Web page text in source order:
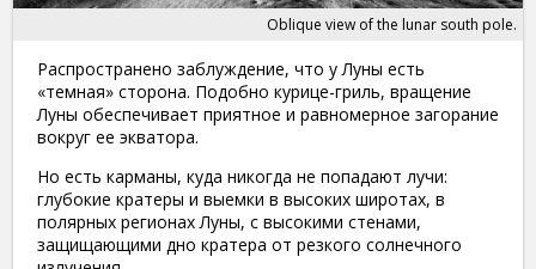
Oblique view of the lunar south pole.
Распространено заблуждение, что у Луны есть
«темная» сторона. Подобно курице-гриль, вращение
Луны обеспечивает приятное и равномерное загорание
вокруг ее экватора.
Но есть карманы, куда никогда не попадают лучи:
глубокие кратеры и выемки в высоких широтах, в
полярных регионах Луны, с высокими стенами,
защищающими дно кратера от резкого солнечного